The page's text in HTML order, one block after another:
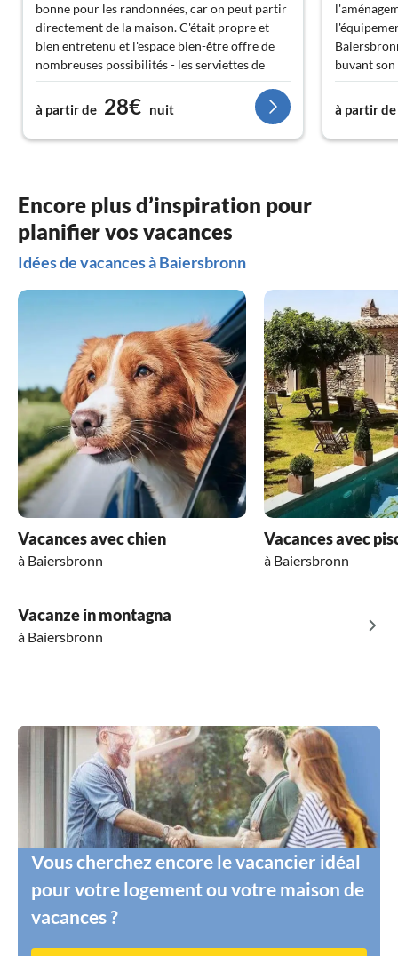
bonne pour les randonnées, car on peut partir
directement de la maison. C'était propre et
bien entretenu et l'espace bien-être offre de
nombreuses possibilités - les serviettes de
sauna pourraient parfois être un peu plus
grandes, mais sinon, l'espace est très bien
équipé et on s'y sent bien.
ne fonctionne que moyennement, voire pas du
tout. Cela ne nous a pas trop dérangés, car
nous n'en avions pas souvent besoin...
à partir de 28€ nuit
buvant
ou une
avons ici
à partir de
Encore plus d’inspiration pour
planifier vos vacances
Idées de vacances à Baiersbronn
Vacances avec chien
à Baiersbronn
Vacances avec
à Baiersbronn
Vacanze in montagna
à Baiersbronn
Vous cherchez encore le vacancier idéal
pour votre logement ou votre maison de
vacances ?